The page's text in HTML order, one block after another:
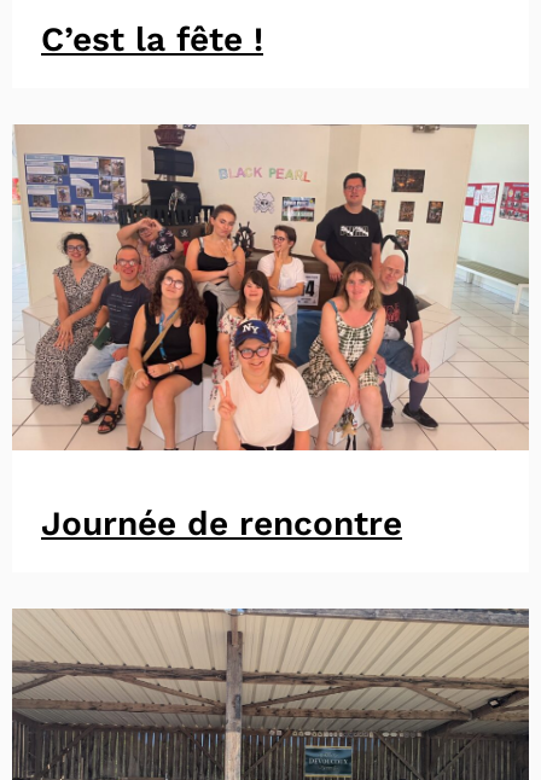
C’est la fête !
Journée de rencontre